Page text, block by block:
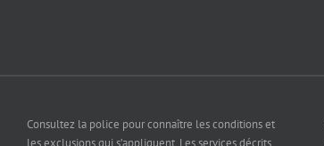
Consultez la police pour connaître les conditions et
les exclusions qui s’appliquent. Les services décrits